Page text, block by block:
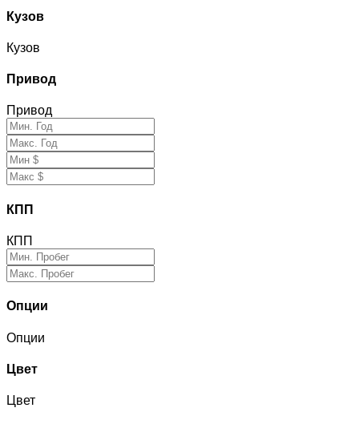
Кузов
Кузов
Привод
Привод
КПП
КПП
Опции
Опции
Цвет
Цвет